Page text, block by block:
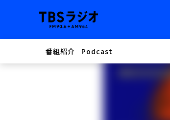
番組紹介 Podcast